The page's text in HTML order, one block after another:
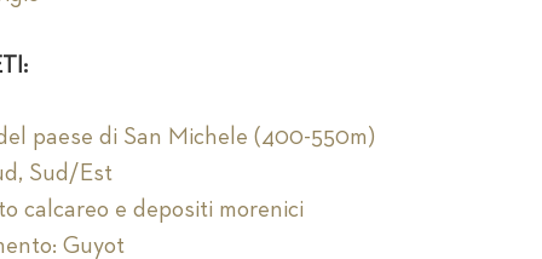
paese di San Michele (400-550m)
Sud/Est
calcareo e depositi morenici
Guyot